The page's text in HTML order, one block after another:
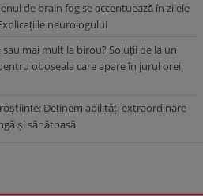
de brain fog se accentuează în zilele
neurologului
sau mai mult la birou? Soluții de la un
oboseala care apare în jurul orei
Deținem abilități extraordinare
și sănătoasă